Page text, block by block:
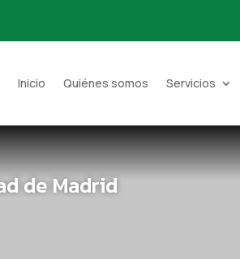
Inicio Quiénes somos Servicios
de Madrid